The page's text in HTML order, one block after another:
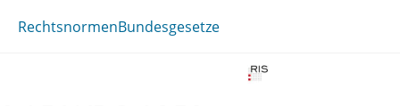
RechtsnormenBundesgesetze